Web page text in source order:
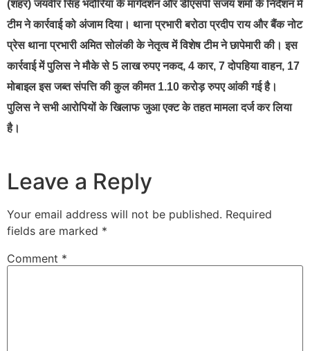
(शहर) जयवीर सिंह भदौरिया के मार्गदर्शन और डीएसपी संजय शर्मा के निर्देशन में
टीम ने कार्रवाई को अंजाम दिया। थाना प्रभारी बरोठा प्रदीप राय और बैंक नोट
प्रेस थाना प्रभारी अमित सोलंकी के नेतृत्व में विशेष टीम ने छापेमारी की। इस
कार्रवाई में पुलिस ने मौके से 5 लाख रुपए नकद, 4 कार, 7 दोपहिया वाहन, 17
मोबाइल इस जब्त संपत्ति की कुल कीमत 1.10 करोड़ रुपए आंकी गई है।
पुलिस ने सभी आरोपियों के खिलाफ जुआ एक्ट के तहत मामला दर्ज कर लिया
है।
Leave a Reply
Your email address will not be published. Required
fields are marked *
Comment *